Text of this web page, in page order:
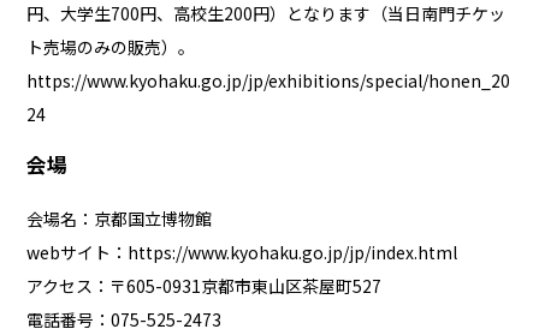
円、大学生700円、高校生200円）となります（当日南門チケッ
ト売場のみの販売）。
https://www.kyohaku.go.jp/jp/exhibitions/special/honen_20
24
会場
会場名：京都国立博物館
webサイト： https://www.kyohaku.go.jp/jp/index.html
アクセス：〒605-0931京都市東山区茶屋町527
電話番号：075-525-2473